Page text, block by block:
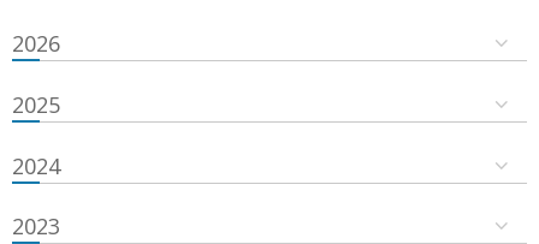
2026
2025
2024
2023